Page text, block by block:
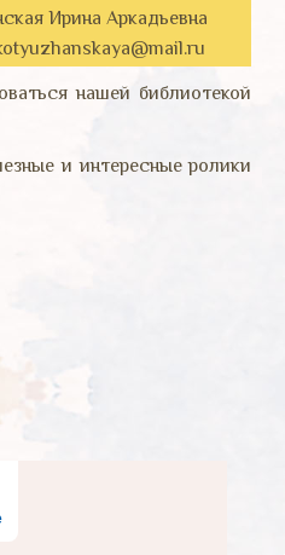
Ирина Аркадьевна
нашей библиотекой
и интересные ролики